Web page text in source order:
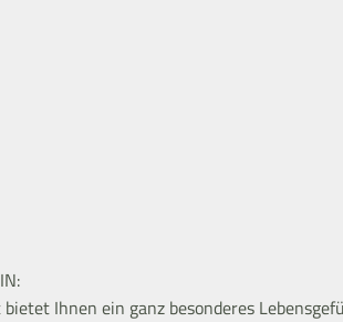
Ihnen ein ganz besonderes